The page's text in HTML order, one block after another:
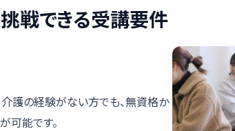
戦できる受講要件
護の経験がない方でも、無資格か
可能です。